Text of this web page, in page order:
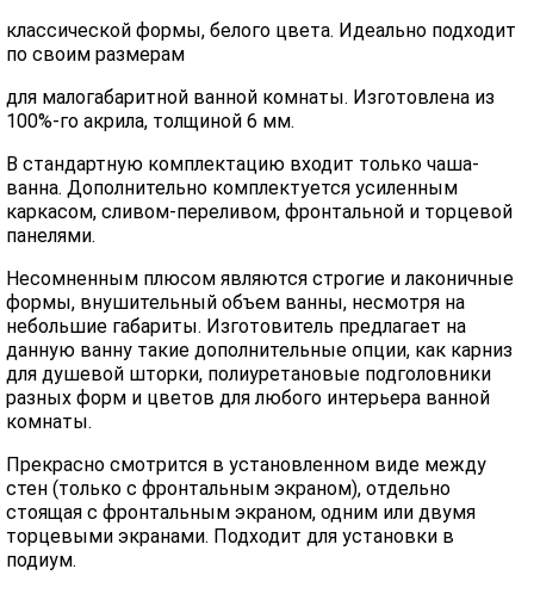
классической формы, белого цвета. Идеально подходит
по своим размерам
для малогабаритной ванной комнаты. Изготовлена из
100%-го акрила, толщиной 6 мм.
В стандартную комплектацию входит только чаша-
ванна. Дополнительно комплектуется усиленным
каркасом, сливом-переливом, фронтальной и торцевой
панелями.
Несомненным плюсом являются строгие и лаконичные
формы, внушительный объем ванны, несмотря на
небольшие габариты. Изготовитель предлагает на
данную ванну такие дополнительные опции, как карниз
для душевой шторки, полиуретановые подголовники
разных форм и цветов для любого интерьера ванной
комнаты.
Прекрасно смотрится в установленном виде между
стен (только с фронтальным экраном), отдельно
стоящая с фронтальным экраном, одним или двумя
торцевыми экранами. Подходит для установки в
подиум.